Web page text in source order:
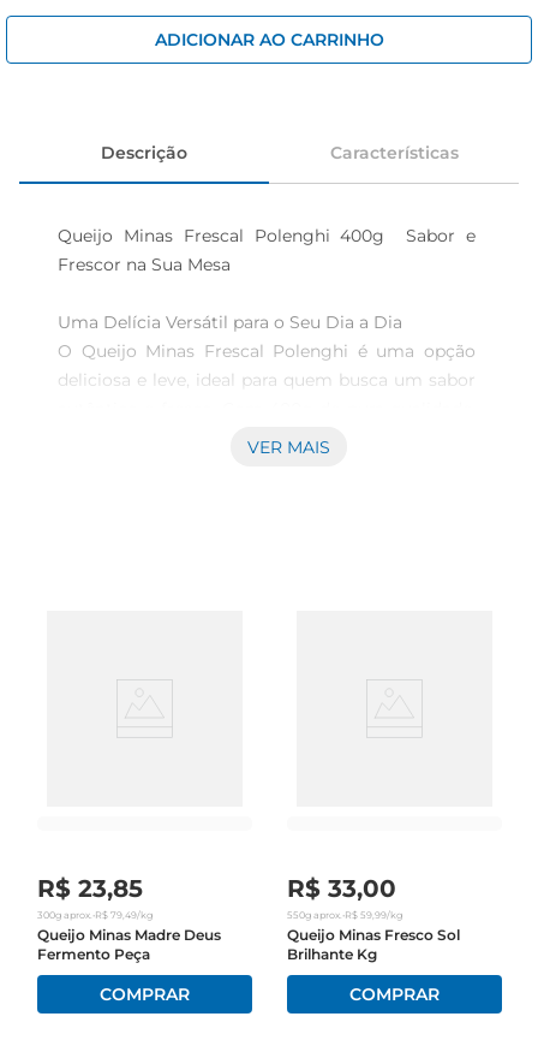
ADICIONAR AO CARRINHO
Descrição Características
Queijo Minas Frescal Polenghi 400g  Sabor e
Frescor na Sua Mesa
Uma Delícia Versátil para o Seu Dia a Dia
O Queijo Minas Frescal Polenghi é uma opção
deliciosa e leve, ideal para quem busca um sabor
esse queijo é perfeito para ser utilizado em
Minas Frescal Polenghi é resultado de um
saborosa para qualquer hora do dia.
Sugestões de Uso
Esse queijo é extremamente versátil e pode ser
utilizado de diversas formas. Experimente em
VER MAIS
R$ 23,85
300gaprox. •R$ 79,49/kg
Queijo Minas Madre Deus
Fermento Peça
R$ 33,00
550gaprox. •R$ 59,99/kg
Queijo Minas Fresco Sol
Brilhante Kg
papel higiênico